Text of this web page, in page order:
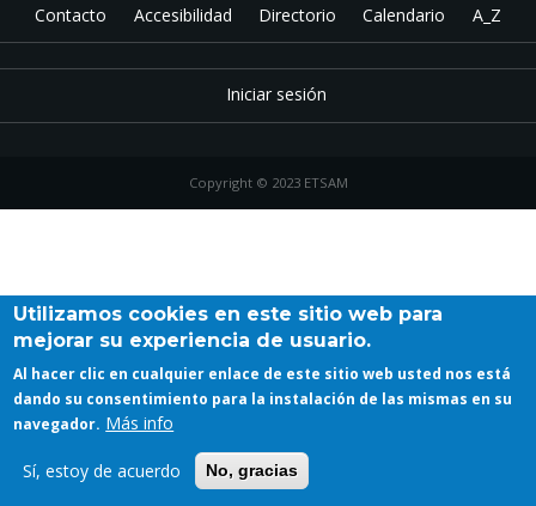
Contacto Accesibilidad Directorio Calendario A_Z
Iniciar sesión
Copyright © 2023 ETSAM
Utilizamos cookies en este sitio web para
mejorar su experiencia de usuario.
Al hacer clic en cualquier enlace de este sitio web usted nos está
dando su consentimiento para la instalación de las mismas en su
navegador. Más info
Sí, estoy de acuerdo No, gracias